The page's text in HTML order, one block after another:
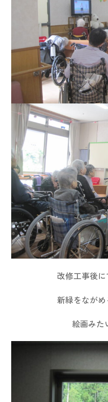
改修工事後
新緑をなが
絵画み